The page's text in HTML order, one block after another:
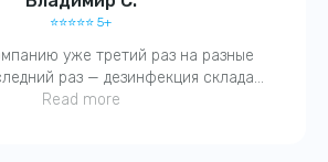
⭐️⭐️⭐️⭐️⭐️ 5+
уже третий раз на разные
раз — дезинфекция склада
Работают четко, с актами. Без
Read more